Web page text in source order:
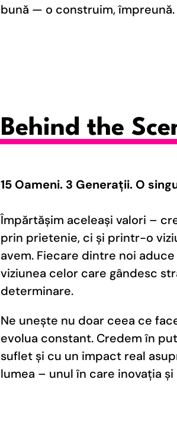
bună — o construim, împreună.
Behind the
15 Oameni. 3 Generații. O
Împărtășim aceleași valori –
prin prietenie, ci și printr-o
avem. Fiecare dintre noi
viziunea celor care gândesc
determinare.
Ne unește nu doar ceea ce
evolua constant. Credem în
suflet și cu un impact real
lumea – unul în care inovația